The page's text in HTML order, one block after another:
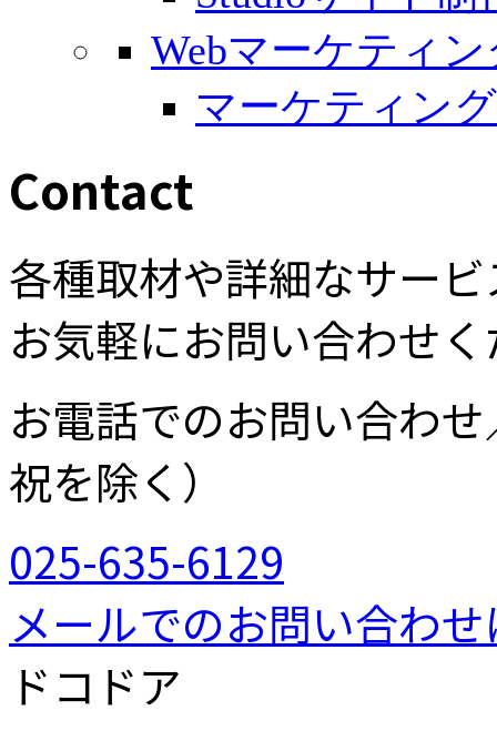
Contact
各種取材や詳細なサー
お気軽にお問い合わせ
お電話でのお問い合わ
祝を除く）
025-635-6129
メールでのお問い合わ
ドコドア